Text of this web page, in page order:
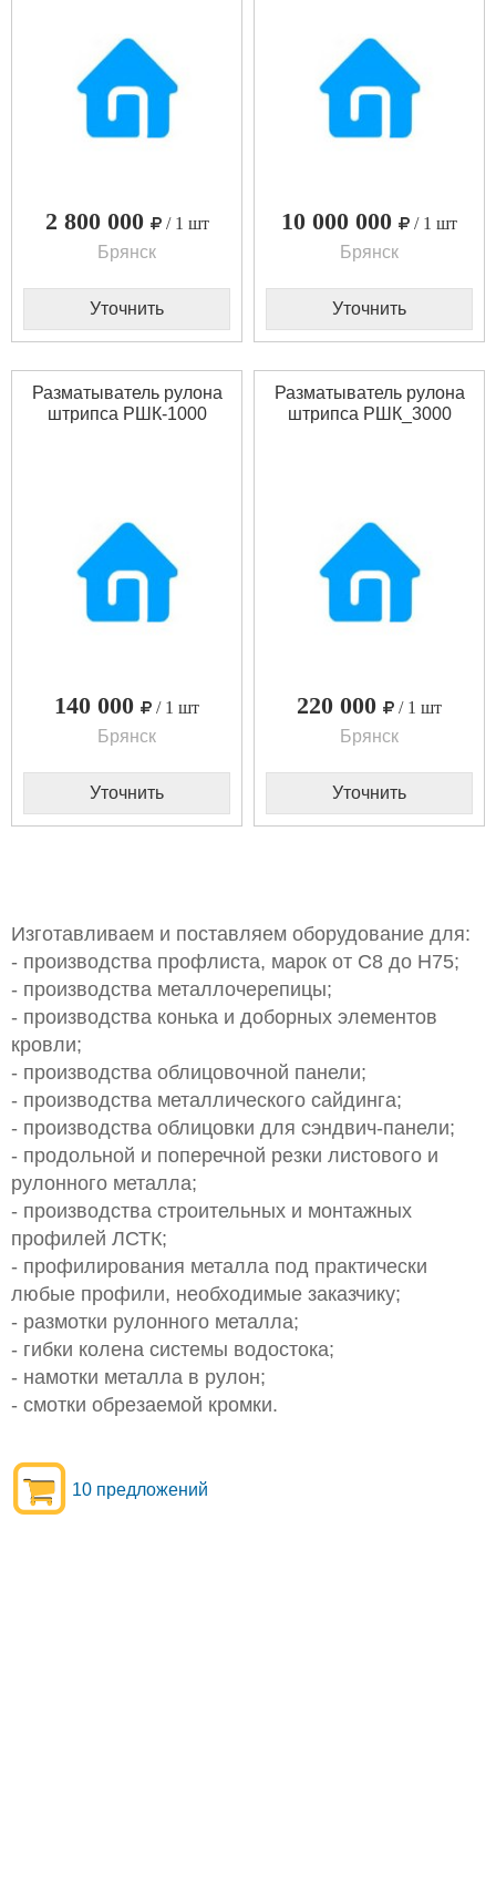
2 800 000
/ 1 шт
Брянск
Уточнить
10 000 000
/ 1 шт
Брянск
Уточнить
Разматыватель рулона
штрипса РШК-1000
140 000
/ 1 шт
Брянск
Уточнить
Разматыватель рулона
штрипса РШК_3000
220 000
/ 1 шт
Брянск
Уточнить
Изготавливаем и поставляем оборудование для:
- производства профлиста, марок от С8 до Н75;
- производства металлочерепицы;
- производства конька и доборных элементов
кровли;
- производства облицовочной панели;
- производства металлического сайдинга;
- производства облицовки для сэндвич-панели;
- продольной и поперечной резки листового и
рулонного металла;
- производства строительных и монтажных
профилей ЛСТК;
- профилирования металла под практически
любые профили, необходимые заказчику;
- размотки рулонного металла;
- гибки колена системы водостока;
- намотки металла в рулон;
- смотки обрезаемой кромки.
10 предложений